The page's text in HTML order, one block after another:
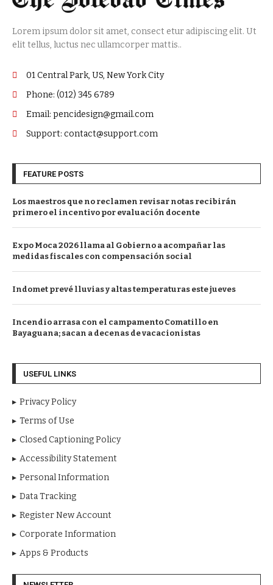
Lorem ipsum dolor sit amet, consect etur adipiscing elit. Ut
elit tellus, luctus nec ullamcorper mattis..
01 Central Park, US, New York City
Phone: (012) 345 6789
Email: pencidesign@gmail.com
Support: contact@support.com
FEATURE POSTS
Los maestros que no reclamen revisar notas recibirán
primero el incentivo por evaluación docente
Expo Moca 2026 llama al Gobierno a acompañar las
medidas fiscales con compensación social
Indomet prevé lluvias y altas temperaturas este jueves
Incendio arrasa con el campamento Comatillo en
Bayaguana; sacan a decenas de vacacionistas
USEFUL LINKS
Privacy Policy
Terms of Use
Closed Captioning Policy
Accessibility Statement
Personal Information
Data Tracking
Register New Account
Corporate Information
Apps & Products